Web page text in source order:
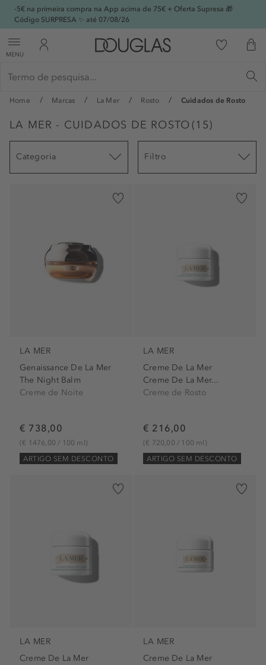
-5€ na primeira compra na App acima de 75€ + Oferta Supresa 🎁
Código SURPRESA ✨ até 07/08/26
MENU
Home Marcas La Mer Rosto Cuidados de Rosto
LA MER - CUIDADOS DE ROSTO (15)
Categoria Filtro
LA MER
Genaissance De La Mer
The Night Balm
Creme de Noite
€ 738,00
(€ 1476,00 / 100 ml)
ARTIGO SEM DESCONTO
LA MER
Creme De La Mer
Creme De La Mer...
Creme de Rosto
€ 216,00
(€ 720,00 / 100 ml)
ARTIGO SEM DESCONTO
LA MER
Creme De La Mer
LA MER
Creme De La Mer